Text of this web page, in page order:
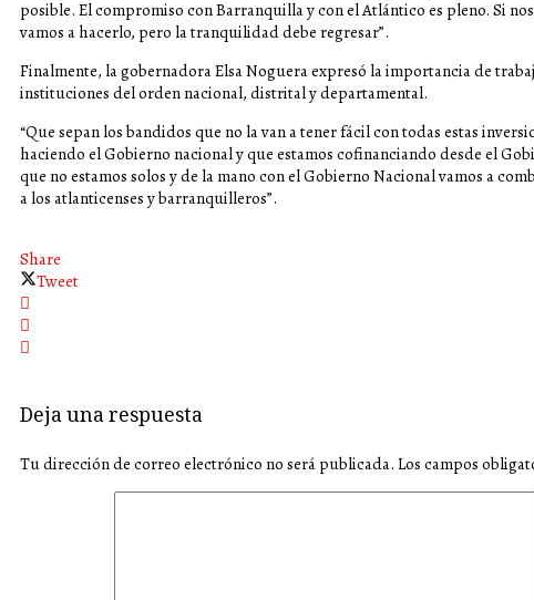
posible. El compromiso con Barranquilla y con el Atlántico es pleno. Si
vamos a hacerlo, pero la tranquilidad debe regresar”.
Finalmente, la gobernadora Elsa Noguera expresó la importancia de
instituciones del orden nacional, distrital y departamental.
“Que sepan los bandidos que no la van a tener fácil con todas estas
haciendo el Gobierno nacional y que estamos cofinanciando desde el
que no estamos solos y de la mano con el Gobierno Nacional vamos a
a los atlanticenses y barranquilleros”.
Share
Tweet
Deja una respuesta
Tu dirección de correo electrónico no será publicada. Los campos